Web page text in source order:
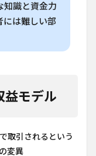
知識と資金力
には難しい部
益モデル
取引されるという
変異